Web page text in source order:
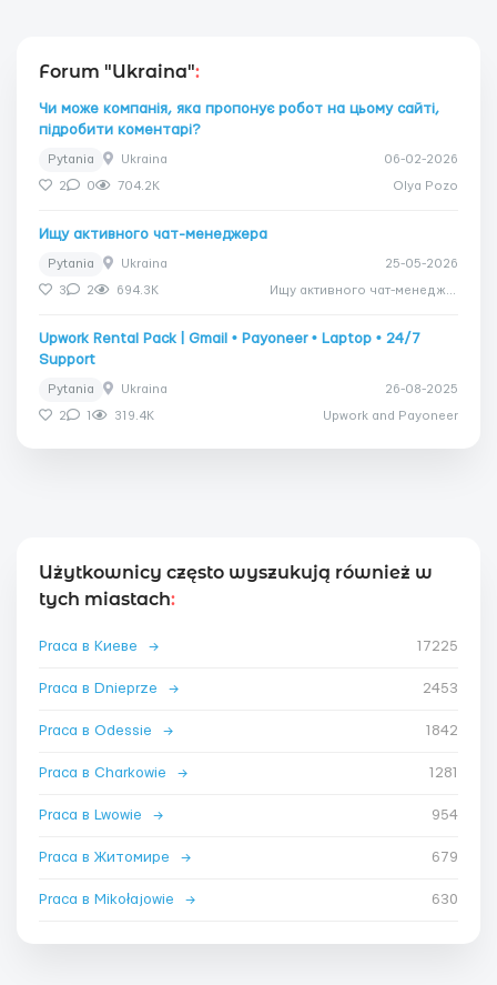
Forum "Ukraina":
Чи може компанія, яка пропонує робот на цьому сайті,
підробити коментарі?
Pytania Ukraina 06-02-2026
2 0 704.2K Olya Pozo
Ищу активного чат-менеджера
Pytania Ukraina 25-05-2026
3 2 694.3K Ищу активного чат-менеджера
Upwork Rental Pack | Gmail • Payoneer • Laptop • 24/7
Support
Pytania Ukraina 26-08-2025
2 1 319.4K Upwork and Payoneer
Użytkownicy często wyszukują również w
tych miastach:
Praca в Киеве → 17225
Praca в Dnieprze → 2453
Praca в Odessie → 1842
Praca в Charkowie → 1281
Praca в Lwowie → 954
Praca в Житомире → 679
Praca в Mikołajowie → 630